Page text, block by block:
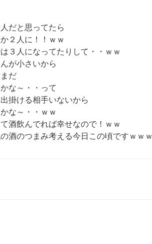
だと思ってたら
２人に！！ｗｗ
３人になってたりして・・ｗｗ
が小さいから
だ
な～・・って
掛ける相手いないから
な～・・ｗｗ
酒飲んでれば幸せなので！ｗｗ
酒のつまみ考える今日この頃ですｗｗｗ